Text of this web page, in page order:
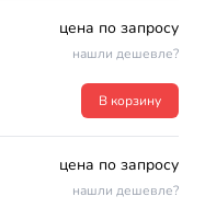
цена по запросу
нашли дешевле?
В корзину
цена по запросу
нашли дешевле?